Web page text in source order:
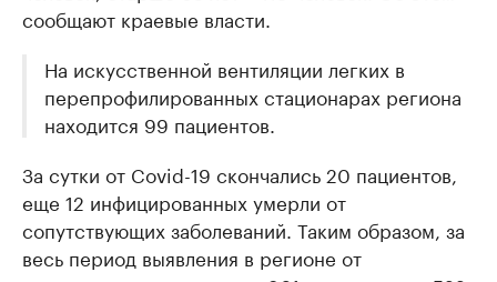
сообщают краевые власти.
На искусственной вентиляции легких в
перепрофилированных стационарах региона
находится 99 пациентов.
За сутки от Covid-19 скончались 20 пациентов,
еще 12 инфицированных умерли от
сопутствующих заболеваний. Таким образом, за
весь период выявления в регионе от